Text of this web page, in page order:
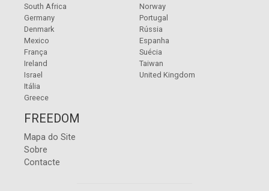
South Africa
Germany
Denmark
Mexico
França
Ireland
Israel
Itália
Greece
Norway
Portugal
Rússia
Espanha
Suécia
Taiwan
United Kingdom
FREEDOM
Mapa do Site
Sobre
Contacte